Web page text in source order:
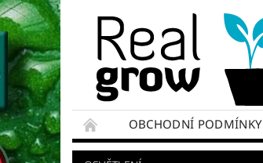
OBCHODNÍ PODMÍNKY